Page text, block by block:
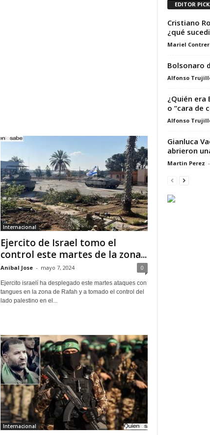
Internacional
Ejercito de Israel tomo el
control este martes de la zona...
Anibal Jose - mayo 7, 2024 0
Ejercito israelí ha desplegado este martes ataques con
tangues en la zona de Rafah y a tomado el control del
lado palestino en el...
Internacional
EDITOR
Cristiano
¿qué
Mariel
Bolsonaro
Alfonso
¿Quién era
o “cara de
Alfonso
Gianluca
abrieron
Martin Perez -